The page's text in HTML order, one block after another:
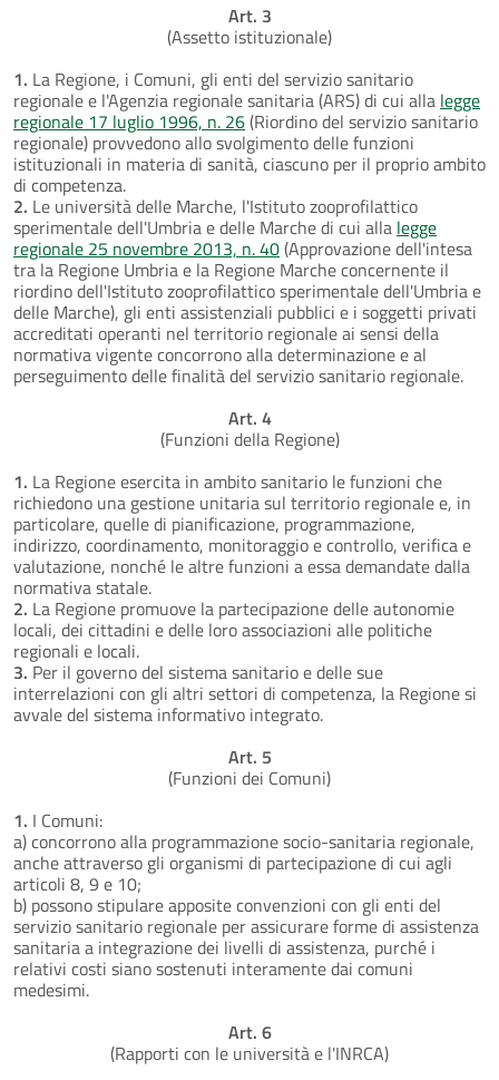
Art. 3
(Assetto istituzionale)
1. La Regione, i Comuni, gli enti del servizio sanitario
regionale e l'Agenzia regionale sanitaria (ARS) di cui alla legge
regionale 17 luglio 1996, n. 26(Riordino del servizio sanitario
regionale) provvedono allo svolgimento delle funzioni
istituzionali in materia di sanità, ciascuno per il proprio ambito
di competenza.
2. Le università delle Marche, l'Istituto zooprofilattico
sperimentale dell'Umbria e delle Marche di cui alla legge
regionale 25 novembre 2013, n. 40(Approvazione dell'intesa
tra la Regione Umbria e la Regione Marche concernente il
riordino dell'Istituto zooprofilattico sperimentale dell'Umbria e
delle Marche), gli enti assistenziali pubblici e i soggetti privati
accreditati operanti nel territorio regionale ai sensi della
normativa vigente concorrono alla determinazione e al
perseguimento delle finalità del servizio sanitario regionale.
Art. 4
(Funzioni della Regione)
1. La Regione esercita in ambito sanitario le funzioni che
richiedono una gestione unitaria sul territorio regionale e, in
particolare, quelle di pianificazione, programmazione,
indirizzo, coordinamento, monitoraggio e controllo, verifica e
valutazione, nonché le altre funzioni a essa demandate dalla
normativa statale.
2. La Regione promuove la partecipazione delle autonomie
locali, dei cittadini e delle loro associazioni alle politiche
regionali e locali.
3. Per il governo del sistema sanitario e delle sue
interrelazioni con gli altri settori di competenza, la Regione si
avvale del sistema informativo integrato.
Art. 5
(Funzioni dei Comuni)
1. I Comuni:
a) concorrono alla programmazione socio-sanitaria regionale,
anche attraverso gli organismi di partecipazione di cui agli
articoli 8, 9 e 10;
b) possono stipulare apposite convenzioni con gli enti del
servizio sanitario regionale per assicurare forme di assistenza
sanitaria a integrazione dei livelli di assistenza, purché i
relativi costi siano sostenuti interamente dai comuni
medesimi.
Art. 6
(Rapporti con le università e l'INRCA)